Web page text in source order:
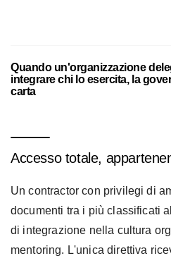
Quando un'organizzazione
integrare chi lo esercita, la
carta
Accesso totale,
Un contractor con privilegi di
documenti tra i più classificati
di integrazione nella cultura
mentoring. L'unica direttiva